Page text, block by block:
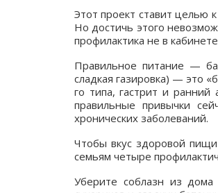
Этот проект ставит целью
Но достичь этого
профилактика не в
Правильное питание —
сладкая газировка) — это
го типа, гастрит и
правильные привычки
хронических заболеваний.
Чтобы вкус здоровой
семьям четыре
Уберите соблазн из